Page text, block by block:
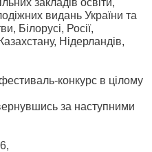
закладів освіти,
видань України та
Білорусі, Росії,
Нідерландів,
конкурс в цілому
за наступними